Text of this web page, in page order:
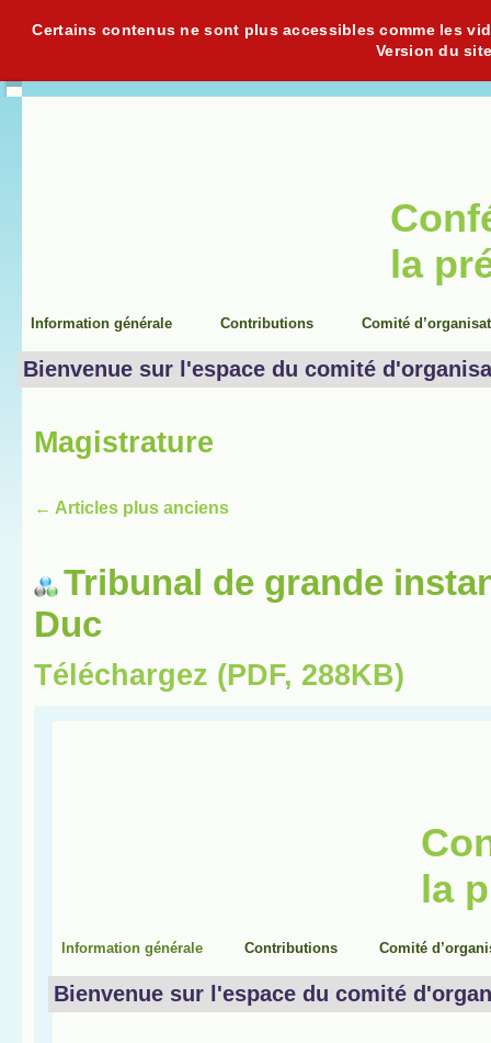
Certains contenus ne sont plus accessibles comme les
Version du
la
Information générale Contributions Comité
Bienvenue sur l'espace du comité
Magistrature
← Articles plus anciens
Tribunal de grande
Duc
Téléchargez (PDF, 288KB)